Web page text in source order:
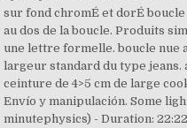
sur fond chromÉ et dorÉ
au dos de la boucle. Produits
une lettre formelle. boucle nue
largeur standard du type jeans.
ceinture de 4>5 cm de large
Envío y manipulación. Some
minutephysics) - Duration: